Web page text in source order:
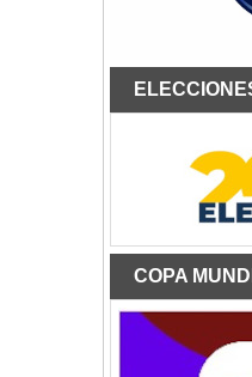
COPA